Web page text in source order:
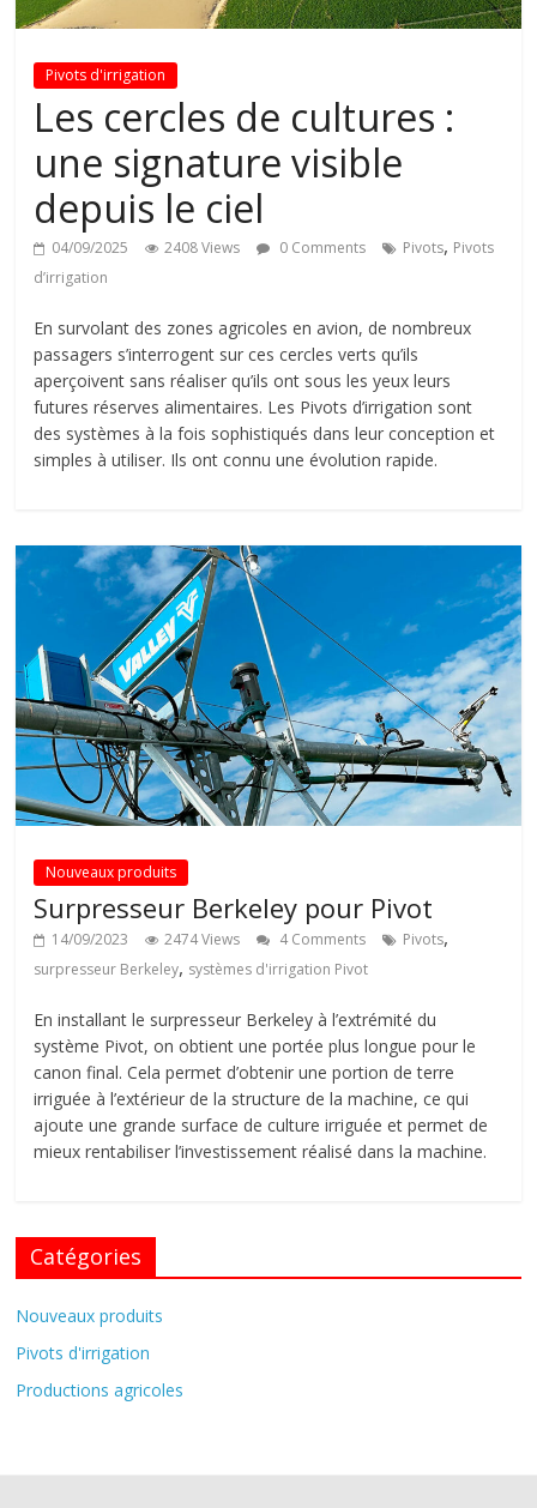
Pivots d'irrigation
Les cercles de cultures :
une signature visible
depuis le ciel
04/09/2025 2408 Views 0 Comments Pivots, Pivots
d’irrigation
En survolant des zones agricoles en avion, de nombreux
passagers s’interrogent sur ces cercles verts qu’ils
aperçoivent sans réaliser qu’ils ont sous les yeux leurs
futures réserves alimentaires. Les Pivots d’irrigation sont
des systèmes à la fois sophistiqués dans leur conception et
simples à utiliser. Ils ont connu une évolution rapide.
Nouveaux produits
Surpresseur Berkeley pour Pivot
14/09/2023 2474 Views 4 Comments Pivots,
surpresseur Berkeley, systèmes d'irrigation Pivot
En installant le surpresseur Berkeley à l’extrémité du
système Pivot, on obtient une portée plus longue pour le
canon final. Cela permet d’obtenir une portion de terre
irriguée à l’extérieur de la structure de la machine, ce qui
ajoute une grande surface de culture irriguée et permet de
mieux rentabiliser l’investissement réalisé dans la machine.
Catégories
Nouveaux produits
Pivots d'irrigation
Productions agricoles